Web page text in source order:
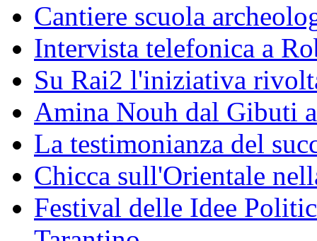
Cantiere scuola
Intervista telefonica a
Su Rai2 l'iniziativa
Amina Nouh dal Gibuti
La testimonianza del
Chicca sull'Orientale
Festival delle Idee